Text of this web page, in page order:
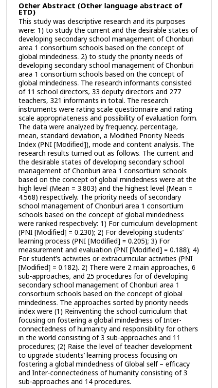
Other Abstract (Other language abstract of
ETD)
This study was descriptive research and its purposes
were: 1) to study the current and the desirable states of
developing secondary school management of Chonburi
area 1 consortium schools based on the concept of
global mindedness. 2) to study the priority needs of
developing secondary school management of Chonburi
area 1 consortium schools based on the concept of
global mindedness. The research informants consisted
of 11 school directors, 33 deputy directors and 277
teachers, 321 informants in total. The research
instruments were rating scale questionnaire and rating
scale appropriateness and possibility of evaluation form.
The data were analyzed by frequency, percentage,
mean, standard deviation, a Modified Priority Needs
Index (PNI [Modified]), mode and content analysis. The
research results turned out as follows. The current and
the desirable states of developing secondary school
management of Chonburi area 1 consortium schools
based on the concept of global mindedness were at the
high level (Mean = 3.803) and the highest level (Mean =
4.568) respectively. The priority needs of secondary
school management of Chonburi area 1 consortium
schools based on the concept of global mindedness
were ranked respectively: 1) For curriculum development
(PNI [Modified] = 0.230); 2) For developing students’
learning process (PNI [Modified] = 0.205); 3) For
measurement and evaluation (PNI [Modified] = 0.188); 4)
For student’s activities or extracurricular activities (PNI
[Modified] = 0.182). 2) There were 2 main approaches, 6
sub-approaches, and 25 procedures for of developing
secondary school management of Chonburi area 1
consortium schools based on the concept of global
mindedness. The approaches sorted by priority needs
index were (1) Reinventing the school curriculum that
focusing on fostering a global mindedness of Inter-
connectedness of humanity and responsibility for others
in the world consisting of 3 sub-approaches and 11
procedures; (2) Raise the level of teacher development
to upgrade students’ learning process focusing on
fostering a global mindedness of Global self – efficacy
and Inter-connectedness of humanity consisting of 3
sub-approaches and 14 procedures.